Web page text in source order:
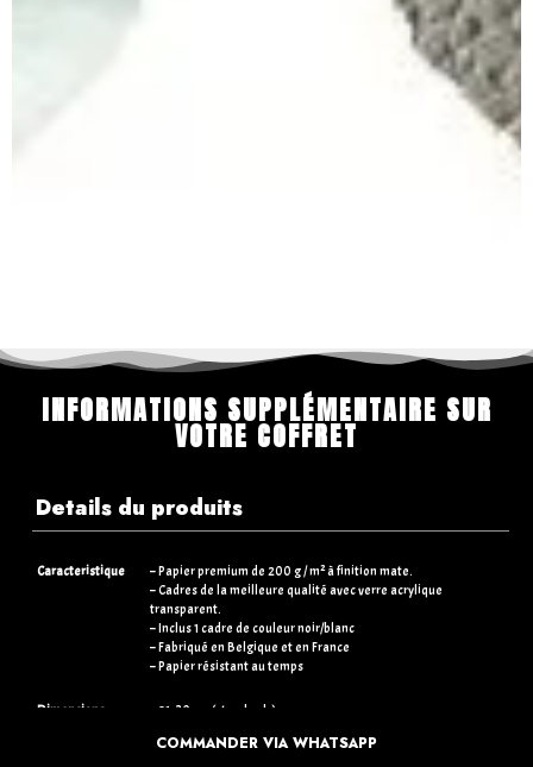
INFORMATIONS SUPPLÉMENTAIRE SUR
VOTRE COFFRET
Details du produits
Caracteristique
– Papier premium de 200 g / m² à finition mate.
– Cadres de la meilleure qualité avec verre acrylique
transparent.
– Inclus 1 cadre de couleur noir/blanc
– Fabriqué en Belgique et en France
– Papier résistant au temps
Dimensions
– 21×30 cm (standards)
– 50×70 cm (+15€)
COMMANDER VIA WHATSAPP